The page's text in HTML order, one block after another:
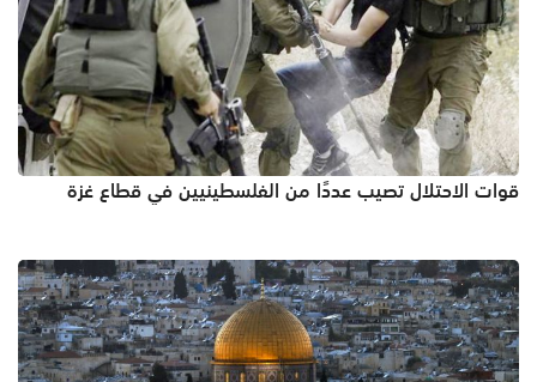
قوات الاحتلال تصيب عددًا من الفلسطينيين في قطاع غزة